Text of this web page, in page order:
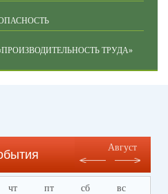
ТРУДА»
Август
чт пт сб вс